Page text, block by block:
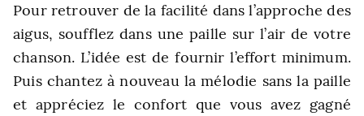
Pour retrouver de la facilité dans l’approche des
aigus, soufflez dans une paille sur l’air de votre
chanson. L’idée est de fournir l’effort minimum.
Puis chantez à nouveau la mélodie sans la paille
et appréciez le confort que vous avez gagné